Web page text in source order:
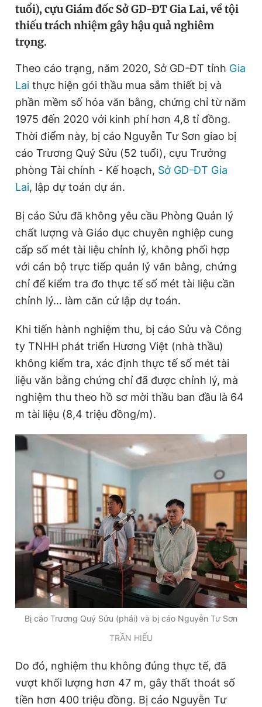
Video Magazine
Sản phẩm khác
Tiện ích Bạn cần biết
Thông tin tòa soạn Liên hệ quảng cáo
Đọc Thanh Niên trên điện thoại
Theo dõi báo trên
0906 645 777 0908 780 404
Đặt báo Quảng cáo RSS Tòa soạn Chính sách bảo
Tổng biên tập: Nguyễn Ngọc Toàn
Phó tổng biên tập thường trực: Hải Thành
Phó tổng biên tập: Lâm Hiếu Dũng
Phó tổng biên tập: Trần Việt Hưng
Giấy phép xuất bản số 110/GP - BTTTT cấp ngày 24.3.2020
© 2003-2026 Bản quyền thuộc về Báo Thanh Niên. Cấm sao
chép dưới mọi hình thức nếu không có sự chấp thuận bằng văn
bản. Phát triển bởi ePi Technologies, JSC.
tuổi), cựu Giám đốc Sở GD-ĐT Gia Lai, về tội
thiếu trách nhiệm gây hậu quả nghiêm
trọng.
Theo cáo trạng, năm 2020, Sở GD-ĐT tỉnh Gia
Lai thực hiện gói thầu mua sắm thiết bị và
phần mềm số hóa văn bằng, chứng chỉ từ năm
1975 đến 2020 với kinh phí hơn 4,8 tỉ đồng.
Thời điểm này, bị cáo Nguyễn Tư Sơn giao bị
cáo Trương Quý Sửu (52 tuổi), cựu Trưởng
phòng Tài chính - Kế hoạch, Sở GD-ĐT Gia
Lai, lập dự toán dự án.
Bị cáo Sửu đã không yêu cầu Phòng Quản lý
chất lượng và Giáo dục chuyên nghiệp cung
cấp số mét tài liệu chỉnh lý, không phối hợp
với cán bộ trực tiếp quản lý văn bằng, chứng
chỉ để kiểm tra đo thực tế số mét tài liệu cần
chỉnh lý… làm căn cứ lập dự toán.
Khi tiến hành nghiệm thu, bị cáo Sửu và Công
ty TNHH phát triển Hương Việt (nhà thầu)
không kiểm tra, xác định thực tế số mét tài
liệu văn bằng chứng chỉ đã được chỉnh lý, mà
nghiệm thu theo hồ sơ mời thầu ban đầu là 64
m tài liệu (8,4 triệu đồng/m).
Bị cáo Trương Quý Sửu (phải) và bị cáo Nguyễn Tư Sơn
TRẦN HIẾU
Do đó, nghiệm thu không đúng thực tế, đã
vượt khối lượng hơn 47 m, gây thất thoát số
tiền hơn 400 triệu đồng. Bị cáo Nguyễn Tư